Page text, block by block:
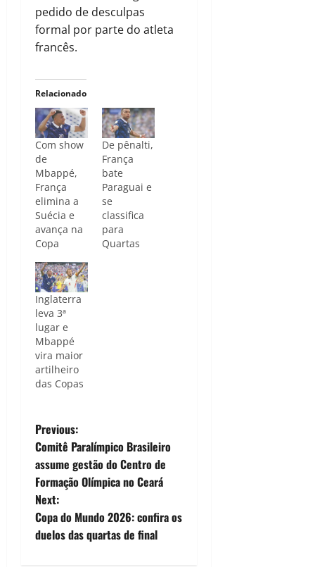
pedido de desculpas
formal por parte do atleta
francês.
Relacionado
Com show
de
Mbappé,
França
elimina a
Suécia e
avança na
Copa
De pênalti,
França
bate
Paraguai e
se
classifica
para
Quartas
Inglaterra
leva 3ª
lugar e
Mbappé
vira maior
artilheiro
das Copas
P
o
s
t
Previous:
Comitê Paralímpico Brasileiro
assume gestão do Centro de
Formação Olímpica no Ceará
Next:
Copa do Mundo 2026: confira os
duelos das quartas de final